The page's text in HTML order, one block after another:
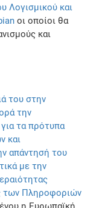
Λογισμικού και
οι οποίοι θα
και
του στην
την
τα πρότυπα
και
απάντησή του
με την
των Πληροφοριών